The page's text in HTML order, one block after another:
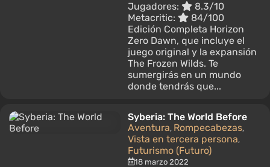
Jugadores:
8.3/10
Metacritic:
84/100
Edición Completa Horizon
Zero Dawn, que incluye el
juego original y la expansión
The Frozen Wilds. Te
sumergirás en un mundo
donde tendrás que...
Syberia: The World Before
Aventura, Rompecabezas,
Vista en tercera persona,
Futurismo (Futuro)
18 marzo 2022